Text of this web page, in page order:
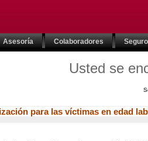
Asesoría Colaboradores
Usted se
para las víctimas en edad